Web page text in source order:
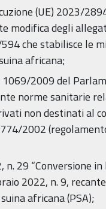
(UE) 2023/
modifica degli
che stabilisce le
africana;
1069/2009 del
norme sanitarie
non destinati al
2002
n. 29 “Conversione
2022, n. 9,
africana (PSA);